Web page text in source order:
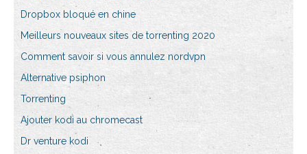
Dropbox bloqué en chine
Meilleurs nouveaux sites de torrenting 2020
Comment savoir si vous annulez nordvpn
Alternative psiphon
Torrenting
Ajouter kodi au chromecast
Dr venture kodi